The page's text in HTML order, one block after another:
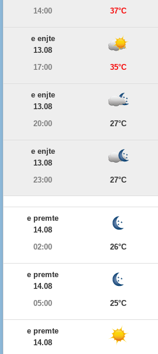
14:00 37°C
e enjte
13.08
17:00
35°C
e enjte
13.08
20:00
27°C
e enjte
13.08
23:00
27°C
e premte
14.08
02:00
26°C
e premte
14.08
05:00
25°C
e premte
14.08